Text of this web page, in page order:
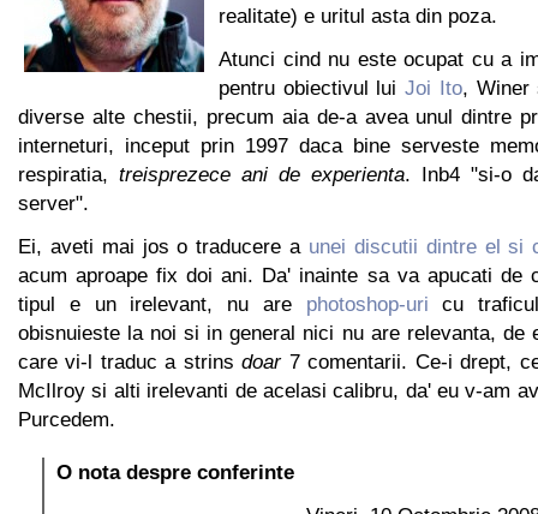
realitate) e uritul asta din poza.
Atunci cind nu este ocupat cu a
pentru obiectivul luiJoi Ito, Winer
diverse alte chestii, precum aia de-a avea unul dintre
interneturi, inceput prin 1997 daca bine serveste
respiratia, treisprezece ani de experienta. Inb4 "si-o
server".
Ei, aveti mai jos o traducere a unei discutii dintre el si
acum aproape fix doi ani. Da' inainte sa va apucati de
tipul e un irelevant, nu are photoshop-uri cu
obisnuieste la noi si in general nici nu are relevanta, de
care vi-l traduc a strinsdoar7 comentarii. Ce-i drept,
McIlroy si alti irelevanti de acelasi calibru, da' eu v-am
Purcedem.
O nota despre conferinte